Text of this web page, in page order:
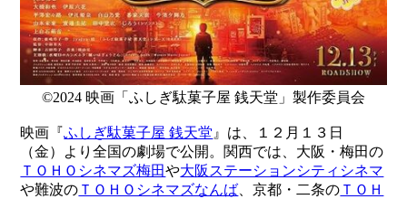
©2024 映画「ふしぎ駄菓子屋 銭天堂」製作委員会
映画『ふしぎ駄菓子屋 銭天堂』は、１２月１３日
（金）より全国の劇場で公開。関西では、大阪・梅田の
ＴＯＨＯシネマズ梅田や大阪ステーションシティシネマ
や難波の ＴＯＨＯシネマズなんば、京都・二条の ＴＯＨ